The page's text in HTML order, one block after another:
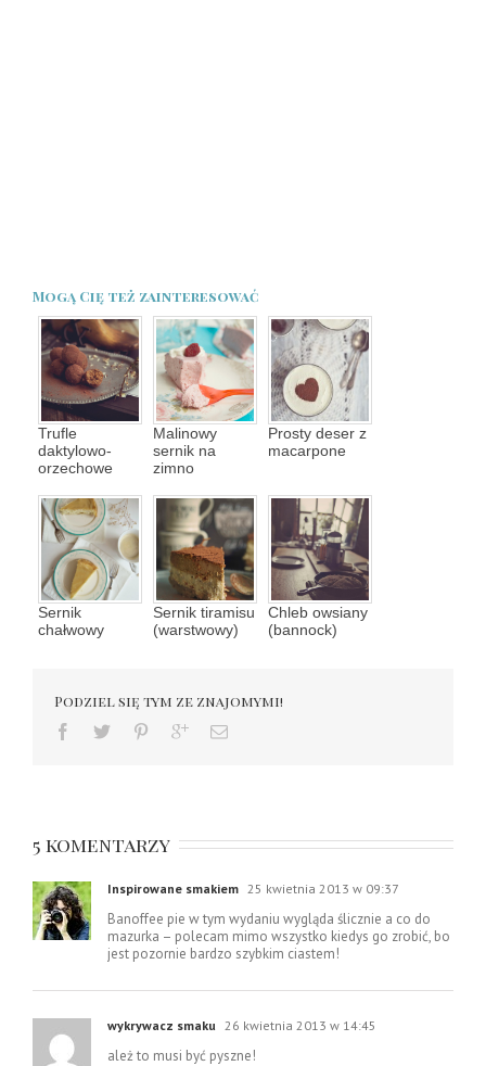
Mogą Cię też zainteresować
Trufle
daktylowo-
orzechowe
Malinowy
sernik na
zimno
Prosty deser z
macarpone
Sernik
chałwowy
Sernik tiramisu
(warstwowy)
Chleb owsiany
(bannock)
Podziel się tym ze znajomymi!
5 komentarzy
Inspirowane smakiem 25 kwietnia 2013 w 09:37
Banoffee pie w tym wydaniu wygląda ślicznie a co do
mazurka – polecam mimo wszystko kiedys go zrobić, bo
jest pozornie bardzo szybkim ciastem!
wykrywacz smaku 26 kwietnia 2013 w 14:45
ależ to musi być pyszne!